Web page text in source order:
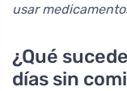
usar
¿Qué
días sin